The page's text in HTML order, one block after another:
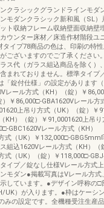
クラシックグランドラインモダ
モダンクラシック新和風（SL）
ト収納フレーム収納壁面収納壁
ウンター床材／床造作材階段ユ
イプ78商品の色は、印刷の特
ございますのでご了承ください
ス代（ガラス組込商品を除く）
まれておりません。標準タイプ
「錠付仕様」の設定があります
レール方式（KH）（錠）￥
￥86,000□-GBA1620Vレール方
上吊り方式（UK）（錠）￥
KH）（錠）￥91,0001620上吊り
GBC1620Vレール方式（KH）
式（UK）￥132,000□-GBG5mm
組込1620Vレール方式（KH）（
式（UK）（錠）￥118,000□-
イプ／錠なし仕様Vレール方式
モダン●掲載写真はVレール方式
しています。●デザイン呼称の□
UK）が入ります。●枠はケーシ
みの設定です。全機種受注生産